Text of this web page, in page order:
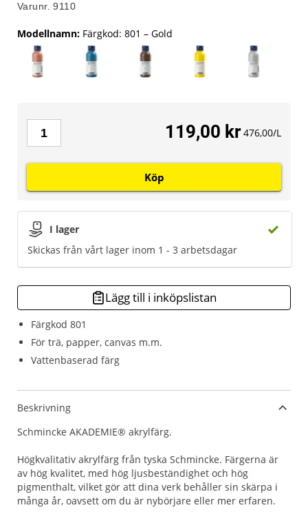
Varunr. 9110
Färgkod 801
För trä, papper, canvas m.m.
Vattenbaserad färg
Modellnamn: Färgkod: 801 – Gold
I lager
Skickas från vårt lager inom 1 - 3 arbetsdagar
119,00 kr 476,00/L
Köp
Lägg till i inköpslistan
Beskrivning
Schmincke AKADEMIE® akrylfärg.
Högkvalitativ akrylfärg från tyska Schmincke. Färgerna är
av hög kvalitet, med hög ljusbeständighet och hög
pigmenthalt, vilket gör att dina verk behåller sin skärpa i
många år, oavsett om du är nybörjare eller mer erfaren.